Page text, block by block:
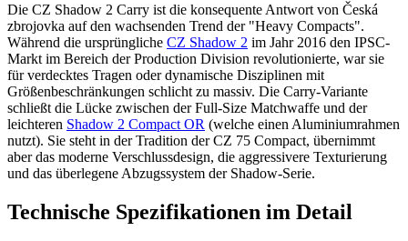
Die CZ Shadow 2 Carry ist die konsequente Antwort von Česká
zbrojovka auf den wachsenden Trend der "Heavy Compacts".
Während die ursprüngliche CZ Shadow 2 im Jahr 2016 den IPSC-
Markt im Bereich der Production Division revolutionierte, war sie
für verdecktes Tragen oder dynamische Disziplinen mit
Größenbeschränkungen schlicht zu massiv. Die Carry-Variante
schließt die Lücke zwischen der Full-Size Matchwaffe und der
leichteren Shadow 2 Compact OR (welche einen Aluminiumrahmen
nutzt). Sie steht in der Tradition der CZ 75 Compact, übernimmt
aber das moderne Verschlussdesign, die aggressivere Texturierung
und das überlegene Abzugssystem der Shadow-Serie.
Technische Spezifikationen im Detail